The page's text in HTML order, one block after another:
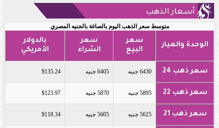
أسعار الذهب
متوسط سعر الذهب اليوم بالصاغة بالجنيه المصري
الوحدة والعيار
سعر
البيع
سعر
الشراء
بالدولار
الأمريكي
سعر ذهب 24 6430 جنيه 6405 جنيه $135.24
سعر ذهب 22 5895 جنيه 5870 جنيه $123.97
سعر ذهب 21 5625 جنيه 5605 جنيه $118.34